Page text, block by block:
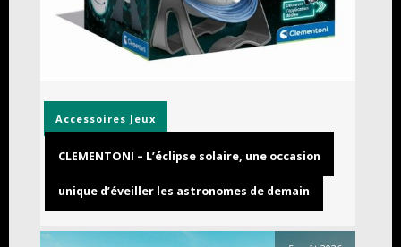
Accessoires Jeux
CLEMENTONI – L’éclipse solaire, une occasion
unique d’éveiller les astronomes de demain